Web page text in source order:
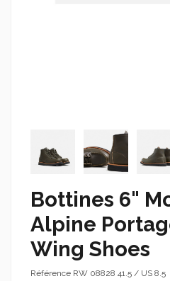
Bottines 6"
Alpine
Wing Shoes
Référence RW 08828 41.5 / US 8.5